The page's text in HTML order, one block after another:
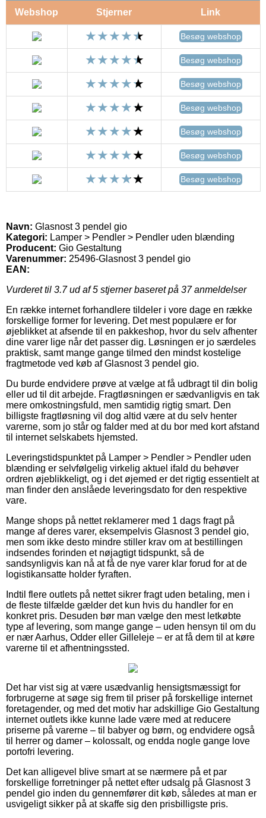
Webshop Stjerner Link
Besøg webshop
Besøg webshop
Besøg webshop
Besøg webshop
Besøg webshop
Besøg webshop
Besøg webshop
Navn: Glasnost 3 pendel gio
Kategori: Lamper > Pendler > Pendler uden blænding
Producent: Gio Gestaltung
Varenummer: 25496-Glasnost 3 pendel gio
EAN:
Vurderet til 3.7ud af 5 stjerner baseret på 37anmeldelser
En række internet forhandlere tildeler i vore dage en række
forskellige former for levering. Det mest populære er for
øjeblikket at afsende til en pakkeshop, hvor du selv afhenter
dine varer lige når det passer dig. Løsningen er jo særdeles
praktisk, samt mange gange tilmed den mindst kostelige
fragtmetode ved køb af Glasnost 3 pendel gio.
Du burde endvidere prøve at vælge at få udbragt til din bolig
eller ud til dit arbejde. Fragtløsningen er sædvanligvis en tak
mere omkostningsfuld, men samtidig rigtig smart. Den
billigste fragtløsning vil dog altid være at du selv henter
varerne, som jo står og falder med at du bor med kort afstand
til internet selskabets hjemsted.
Leveringstidspunktet på Lamper > Pendler > Pendler uden
blænding er selvfølgelig virkelig aktuel ifald du behøver
ordren øjeblikkeligt, og i det øjemed er det rigtig essentielt at
man finder den anslåede leveringsdato for den respektive
vare.
Mange shops på nettet reklamerer med 1 dags fragt på
mange af deres varer, eksempelvis Glasnost 3 pendel gio,
men som ikke desto mindre stiller krav om at bestillingen
indsendes forinden et nøjagtigt tidspunkt, så de
sandsynligvis kan nå at få de nye varer klar forud for at de
logistikansatte holder fyraften.
Indtil flere outlets på nettet sikrer fragt uden betaling, men i
de fleste tilfælde gælder det kun hvis du handler for en
konkret pris. Desuden bør man vælge den mest letkøbte
type af levering, som mange gange – uden hensyn til om du
er nær Aarhus, Odder eller Gilleleje – er at få dem til at køre
varerne til et afhentningssted.
Det har vist sig at være usædvanlig hensigtsmæssigt for
forbrugerne at søge sig frem til priser på forskellige internet
foretagender, og med det motiv har adskillige Gio Gestaltung
internet outlets ikke kunne lade være med at reducere
priserne på varerne – til babyer og børn, og endvidere også
til herrer og damer – kolossalt, og endda nogle gange love
portofri levering.
Det kan alligevel blive smart at se nærmere på et par
forskellige forretninger på nettet efter udsalg på Glasnost 3
pendel gio inden du gennemfører dit køb, således at man er
usvigeligt sikker på at skaffe sig den prisbilligste pris.